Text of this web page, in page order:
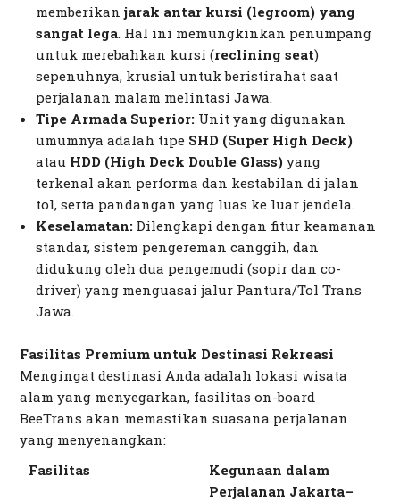
memberikanjarak antar kursi (legroom) yang
sangat lega. Hal ini memungkinkan penumpang
untuk merebahkan kursi (reclining seat)
sepenuhnya, krusial untuk beristirahat saat
perjalanan malam melintasi Jawa.
Tipe Armada Superior: Unit yang digunakan
umumnya adalah tipe SHD (Super High Deck)
atau HDD (High Deck Double Glass) yang
terkenal akan performa dan kestabilan di jalan
tol, serta pandangan yang luas ke luar jendela.
Keselamatan: Dilengkapi dengan fitur keamanan
standar, sistem pengereman canggih, dan
didukung oleh dua pengemudi (sopir danco-
driver) yang menguasai jalur Pantura/Tol Trans
Jawa.
Fasilitas Premium untuk Destinasi Rekreasi
Mengingat destinasi Anda adalah lokasi wisata
alam yang menyegarkan, fasilitason-board
BeeTrans akan memastikan suasana perjalanan
yang menyenangkan:
Fasilitas
Kegunaan dalam
Perjalanan Jakarta–